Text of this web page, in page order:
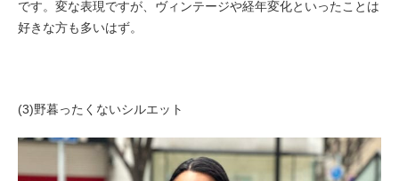
です。変な表現ですが、ヴィンテージや経年変化といったことは
好きな方も多いはず。
(3)野暮ったくないシルエット